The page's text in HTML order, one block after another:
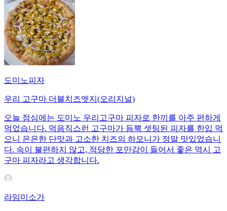
도미노피자
우리 고구마 더블치즈엣지(오리지널)
오늘 점심에는 도미노 우리고구마 피자로 한끼를 아주 편하게
먹었습니다. 먹음직스런 고구마가 듬뿍 셋팅된 피자를 한입 먹
으니 은은한 단맛과 고소한 치즈의 하모니가 정말 맛있었습니
다. 속이 불편하지 않고, 적당한 포만감이 들어서 좋은 역시 고
구마 피자라고 생각합니다.
라임미소가